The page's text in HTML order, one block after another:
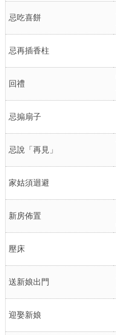
忌吃喜餅
忌再插香柱
回禮
忌搧扇子
忌說「再見」
家姑須迴避
新房佈置
壓床
送新娘出門
迎娶新娘